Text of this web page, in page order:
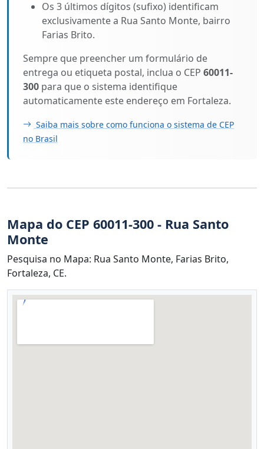
Os 3 últimos dígitos (sufixo) identificam
exclusivamente a Rua Santo Monte, bairro
Farias Brito.
Sempre que preencher um formulário de
entrega ou etiqueta postal, inclua o CEP 60011-
300 para que o sistema identifique
automaticamente este endereço em Fortaleza.
Saiba mais sobre como funciona o sistema de CEP
no Brasil
Mapa do CEP 60011-300 - Rua Santo
Monte
Pesquisa no Mapa: Rua Santo Monte, Farias Brito,
Fortaleza, CE.